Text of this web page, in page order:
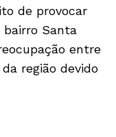
de provocar
Santa
entre
região devido